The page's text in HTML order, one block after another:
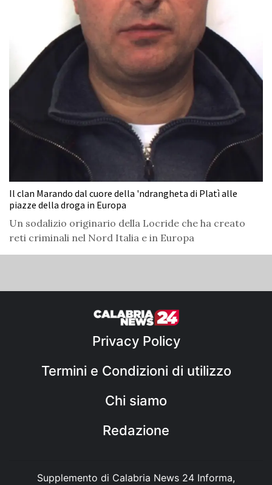
Il clan Marando dal cuore della 'ndrangheta di Platì alle
piazze della droga in Europa
Un sodalizio originario della Locride che ha creato
reti criminali nel Nord Italia e in Europa
Privacy Policy
Termini e Condizioni di utilizzo
Chi siamo
Redazione
Supplemento di Calabria News 24 Informa,